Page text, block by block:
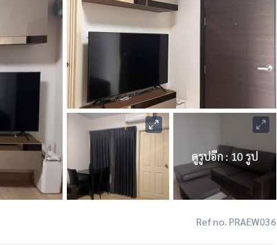
ดูรูปอีก : 10 รูป
Ref no. PRAEW036